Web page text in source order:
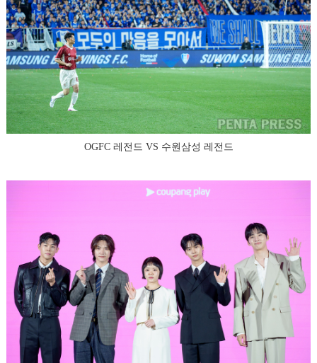
OGFC 레전드 VS 수원삼성 레전드